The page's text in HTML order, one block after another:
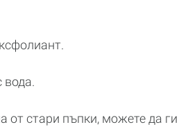
вода.
от стари пъпки, можете да ги